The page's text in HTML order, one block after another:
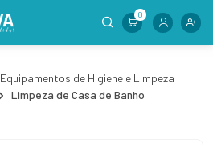
0
Equipamentos de Higiene e Limpeza
Limpeza de Casa de Banho